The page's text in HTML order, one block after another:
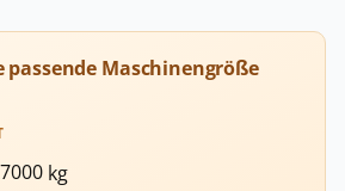
passende Maschinengröße
kg